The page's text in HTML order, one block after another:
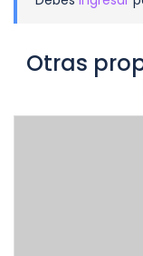
Otras